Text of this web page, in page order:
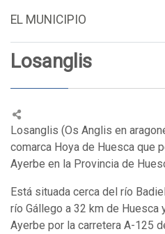
EL MUNICIPIO
Losanglis
Losanglis (Os Anglis en
comarca Hoya de Huesca que
Ayerbe en la Provincia de
Está situada cerca del río
río Gállego a 32 km de Huesca
Ayerbe por la carretera A-125